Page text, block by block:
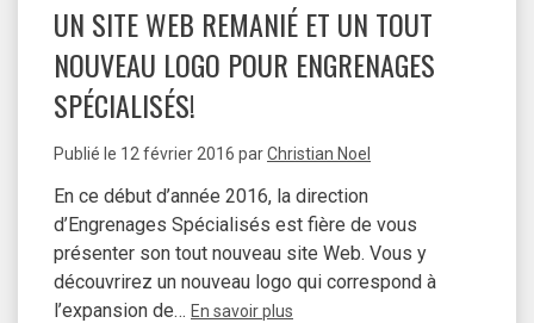
UN SITE WEB REMANIÉ ET UN TOUT
NOUVEAU LOGO POUR ENGRENAGES
SPÉCIALISÉS!
Publié le 12 février 2016 parChristian Noel
En ce début d’année 2016, la direction
d’Engrenages Spécialisés est fière de vous
présenter son tout nouveau site Web. Vous y
découvrirez un nouveau logo qui correspond à
l’expansion de… En savoir plus